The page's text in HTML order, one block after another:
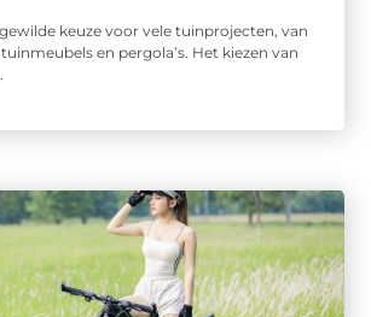
keuze voor vele tuinprojecten, van
en pergola’s. Het kiezen van